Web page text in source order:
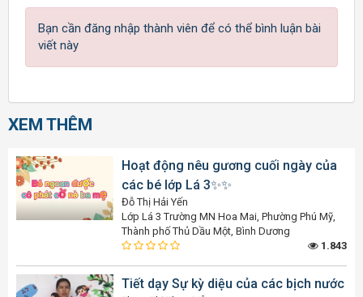
Bạn cần đăng nhập thành viên để có thể bình luận bài
viết này
XEM THÊM
Hoạt động nêu gương cuối ngày của
các bé lớp Lá 3✨️✨️
Đỗ Thị Hải Yến
Lớp Lá 3 Trường MN Hoa Mai, Phường Phú Mỹ,
Thành phố Thủ Dầu Một, Bình Dương
1.843
Tiết dạy Sự kỳ diệu của các bịch nước